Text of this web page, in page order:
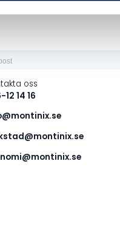
oss
12 14 16